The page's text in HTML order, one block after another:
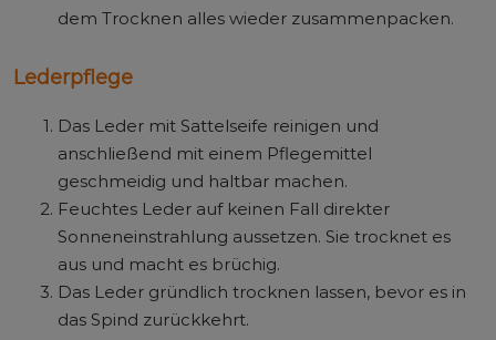
dem Trocknen alles wieder zusammenpacken.
Lederpflege
Das Leder mit Sattelseife reinigen und
anschließend mit einem Pflegemittel
geschmeidig und haltbar machen.
Feuchtes Leder auf keinen Fall direkter
Sonneneinstrahlung aussetzen. Sie trocknet es
aus und macht es brüchig.
Das Leder gründlich trocknen lassen, bevor es in
das Spind zurückkehrt.